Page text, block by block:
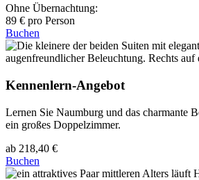
Ohne Übernachtung:
89 € pro Person
Buchen
Kennenlern-Angebot
Lernen Sie Naumburg und das charmante
ein großes Doppelzimmer.
ab 218,40 €
Buchen